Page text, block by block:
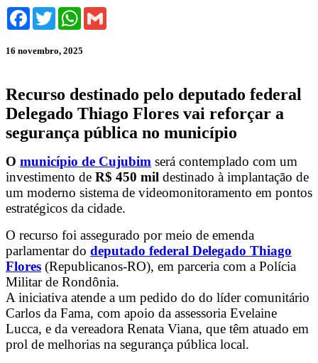
Facebook
TwitterWhatsApp
16 novembro, 2025
Recurso destinado pelo deputado federal
Delegado Thiago Flores vai reforçar a
segurança pública no município
O município de Cujubim será contemplado com um
investimento de R$ 450 mil destinado à implantação de
um moderno sistema de videomonitoramento em pontos
estratégicos da cidade.
O recurso foi assegurado por meio de emenda
parlamentar do deputado federal Delegado Thiago
Flores (Republicanos-RO), em parceria com a Polícia
Militar de Rondônia.
A iniciativa atende a um pedido do do líder comunitário
Carlos da Fama, com apoio da assessoria Evelaine
Lucca, e da vereadora Renata Viana, que têm atuado em
prol de melhorias na segurança pública local.